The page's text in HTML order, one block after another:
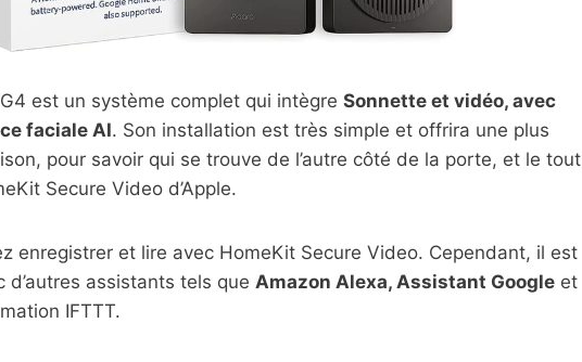
est un système complet qui intègre Sonnette et vidéo, avec
faciale AI. Son installation est très simple et offrira une plus
pour savoir qui se trouve de l’autre côté de la porte, et le tout
Secure Video d’Apple.
enregistrer et lire avec HomeKit Secure Video. Cependant, il est
assistants tels que Amazon Alexa, Assistant Google et
IFTTT.